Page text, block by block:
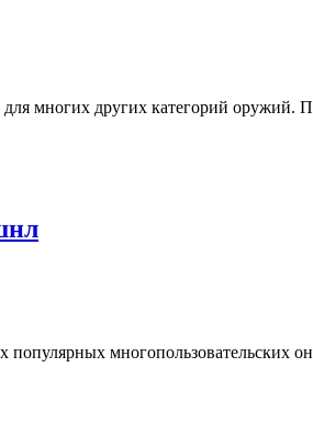
многих других категорий оружий.
популярных многопользовательских